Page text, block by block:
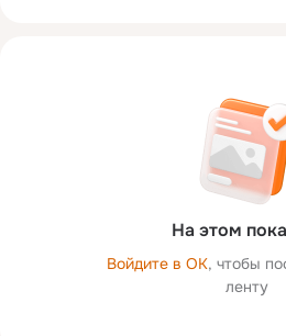
На этом
Войдите в ОК, чтобы
ленту